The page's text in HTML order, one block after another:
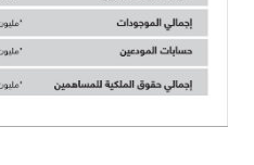
ألمانيا
ماليزيا